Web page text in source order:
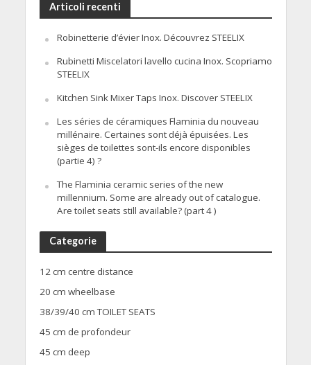
Articoli recenti
Robinetterie d’évier Inox. Découvrez STEELIX
Rubinetti Miscelatori lavello cucina Inox. Scopriamo
STEELIX
Kitchen Sink Mixer Taps Inox. Discover STEELIX
Les séries de céramiques Flaminia du nouveau
millénaire. Certaines sont déjà épuisées. Les
sièges de toilettes sont-ils encore disponibles
(partie 4) ?
The Flaminia ceramic series of the new
millennium. Some are already out of catalogue.
Are toilet seats still available? (part 4 )
Categorie
12 cm centre distance
20 cm wheelbase
38/39/40 cm TOILET SEATS
45 cm de profondeur
45 cm deep